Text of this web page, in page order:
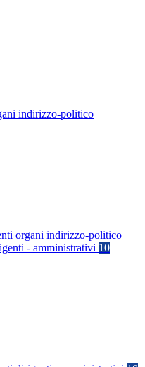
indirizzo-politico
organi indirizzo-politico
- amministrativi 10